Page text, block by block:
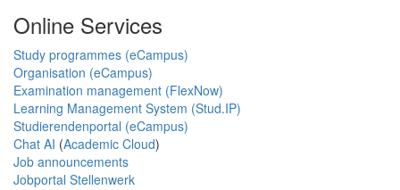
Online Services
Study programmes (eCampus)
Organisation (eCampus)
Examination management (FlexNow)
Learning Management System (Stud.IP)
Studierendenportal (eCampus)
Chat AI (Academic Cloud)
Job announcements
Jobportal Stellenwerk